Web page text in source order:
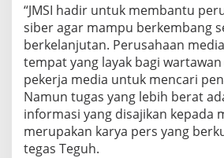
“JMSI hadir untuk membantu
siber agar mampu berkembang
berkelanjutan. Perusahaan
tempat yang layak bagi
pekerja media untuk mencari
Namun tugas yang lebih berat
informasi yang disajikan kepada
merupakan karya pers yang
tegas Teguh.